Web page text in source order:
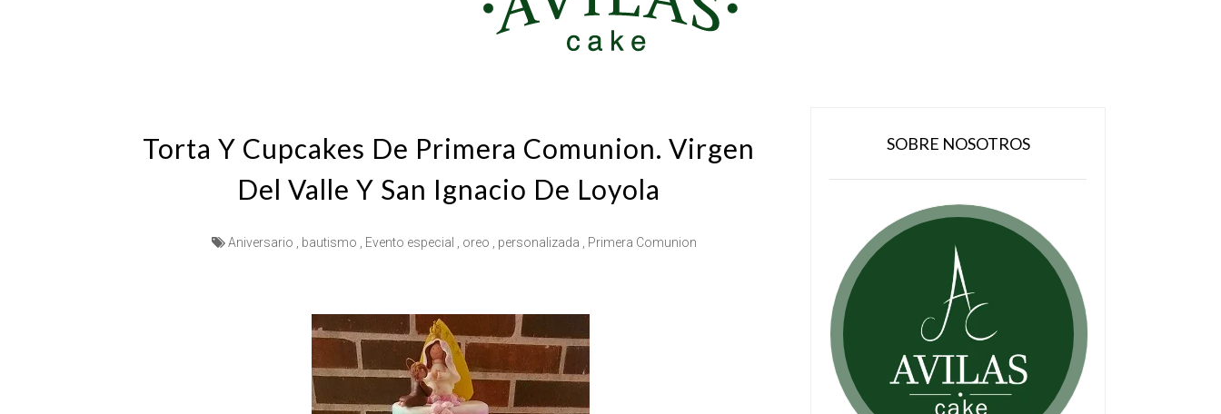
Torta Y Cupcakes De Primera Comunion. Virgen
Del Valle Y San Ignacio De Loyola
Aniversario bautismo Evento especial oreo personalizada Primera Comunion
SOBRE NOSOTROS